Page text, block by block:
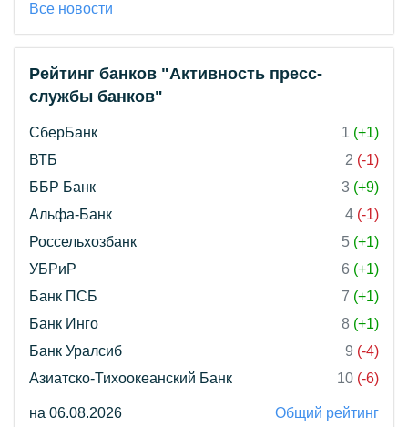
Все новости
Рейтинг банков "Активность пресс-
службы банков"
СберБанк 1 (+1)
ВТБ
2 (-1)
ББР Банк
3 (+9)
Альфа-Банк
4 (-1)
Россельхозбанк
5 (+1)
УБРиР
6 (+1)
Банк ПСБ
7 (+1)
Банк Инго
8 (+1)
Банк Уралсиб
9 (-4)
Азиатско-Тихоокеанский Банк
10 (-6)
на 06.08.2026 Общий рейтинг